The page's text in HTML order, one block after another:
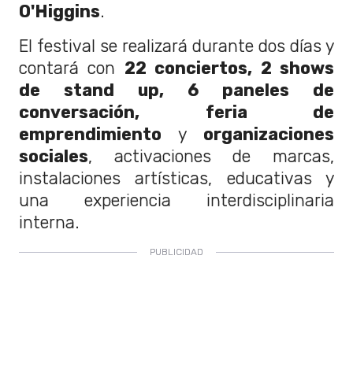
O'Higgins.
El festival se realizará durante dos días y
contará con 22 conciertos, 2 shows
de stand up, 6 paneles de
conversación, feria de
emprendimiento y organizaciones
sociales, activaciones de marcas,
instalaciones artísticas, educativas y
una experiencia interdisciplinaria
interna.